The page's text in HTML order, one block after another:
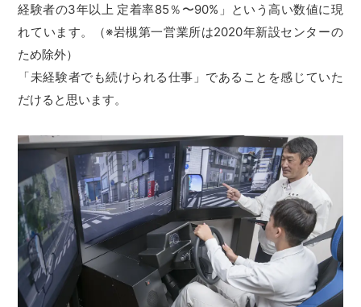
経験者の3年以上 定着率85％〜90%」という高い数値に現
れています。（※岩槻第一営業所は2020年新設センターの
ため除外）
「未経験者でも続けられる仕事」であることを感じていた
だけると思います。